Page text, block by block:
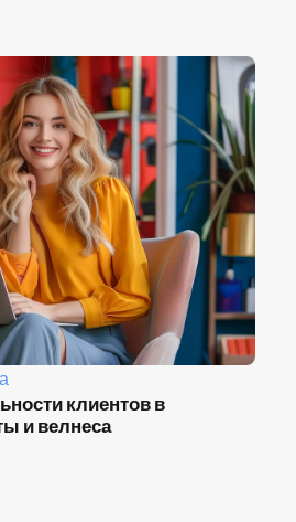
клиентов в
и велнеса